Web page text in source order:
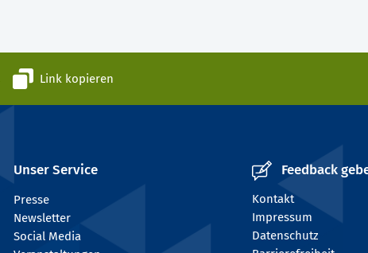
Link kopieren
Unser Service
Presse
Newsletter
Social Media
Feedback
Kontakt
Impressum
Datenschutz